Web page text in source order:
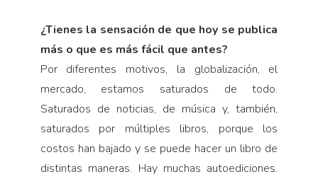
¿Tienes la sensación de que hoy se publica
más o que es más fácil que antes?
Por diferentes motivos, la globalización, el
mercado, estamos saturados de todo.
Saturados de noticias, de música y, también,
saturados por múltiples libros, porque los
costos han bajado y se puede hacer un libro de
distintas maneras. Hay muchas autoediciones.